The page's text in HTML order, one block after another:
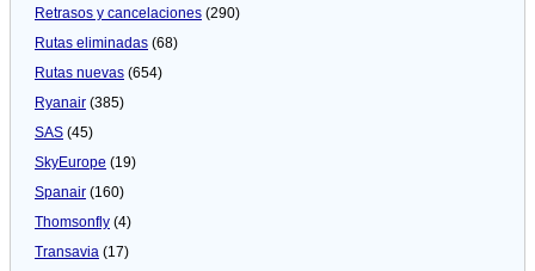
Retrasos y cancelaciones (290)
Rutas eliminadas (68)
Rutas nuevas (654)
Ryanair (385)
SAS (45)
SkyEurope (19)
Spanair (160)
Thomsonfly (4)
Transavia (17)